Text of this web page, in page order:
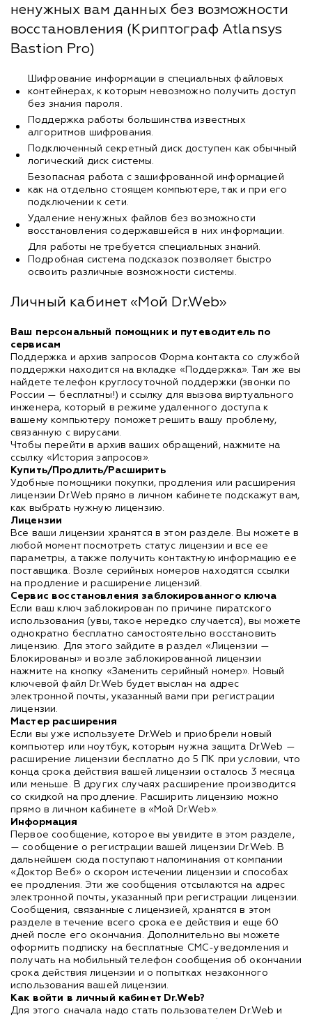
ненужных вам данных без возможности
восстановления (Криптограф Atlansys
Bastion Pro)
Шифрование информации в специальных файловых
контейнерах, к которым невозможно получить доступ
без знания пароля.
Поддержка работы большинства известных
алгоритмов шифрования.
Подключенный секретный диск доступен как обычный
логический диск системы.
Безопасная работа с зашифрованной информацией
как на отдельно стоящем компьютере, так и при его
подключении к сети.
Удаление ненужных файлов без возможности
восстановления содержавшейся в них информации.
Для работы не требуется специальных знаний.
Подробная система подсказок позволяет быстро
освоить различные возможности системы.
Личный кабинет «Мой Dr.Web»
Ваш персональный помощник и путеводитель по
сервисам
Поддержка и архив запросов Форма контакта со службой
поддержки находится на вкладке «Поддержка». Там же вы
найдете телефон круглосуточной поддержки (звонки по
России — бесплатны!) и ссылку для вызова виртуального
инженера, который в режиме удаленного доступа к
вашему компьютеру поможет решить вашу проблему,
связанную с вирусами.
Чтобы перейти в архив ваших обращений, нажмите на
ссылку «История запросов».
Купить/Продлить/Расширить
Удобные помощники покупки, продления или расширения
лицензии Dr.Web прямо в личном кабинете подскажут вам,
как выбрать нужную лицензию.
Лицензии
Все ваши лицензии хранятся в этом разделе. Вы можете в
любой момент посмотреть статус лицензии и все ее
параметры, а также получить контактную информацию ее
поставщика. Возле серийных номеров находятся ссылки
на продление и расширение лицензий.
Сервис восстановления заблокированного ключа
Если ваш ключ заблокирован по причине пиратского
использования (увы, такое нередко случается), вы можете
однократно бесплатно самостоятельно восстановить
лицензию. Для этого зайдите в раздел «Лицензии —
Блокированы» и возле заблокированной лицензии
нажмите на кнопку «Заменить серийный номер». Новый
ключевой файл Dr.Web будет выслан на адрес
электронной почты, указанный вами при регистрации
лицензии.
Мастер расширения
Если вы уже используете Dr.Web и приобрели новый
компьютер или ноутбук, которым нужна защита Dr.Web —
расширение лицензии бесплатно до 5 ПК при условии, что
конца срока действия вашей лицензии осталось 3 месяца
или меньше. В других случаях расширение производится
со скидкой на продление. Расширить лицензию можно
прямо в личном кабинете в «Мой Dr.Web».
Информация
Первое сообщение, которое вы увидите в этом разделе,
— сообщение о регистрации вашей лицензии Dr.Web. В
дальнейшем сюда поступают напоминания от компании
«Доктор Веб» о скором истечении лицензии и способах
ее продления. Эти же сообщения отсылаются на адрес
электронной почты, указанный при регистрации лицензии.
Сообщения, связанные с лицензией, хранятся в этом
разделе в течение всего срока ее действия и еще 60
дней после его окончания. Дополнительно вы можете
оформить подписку на бесплатные СМС-уведомления и
получать на мобильный телефон сообщения об окончании
срока действия лицензии и о попытках незаконного
использования вашей лицензии.
Как войти в личный кабинет Dr.Web?
Для этого сначала надо стать пользователем Dr.Web и